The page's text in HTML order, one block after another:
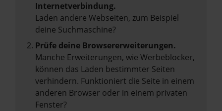
Internetverbindung.
Laden andere Webseiten, zum Beispiel
deine Suchmaschine?
Prüfe deine Browsererweiterungen.
Manche Erweiterungen, wie Werbeblocker,
können das Laden bestimmter Seiten
verhindern. Funktioniert die Seite in einem
anderen Browser oder in einem privaten
Fenster?